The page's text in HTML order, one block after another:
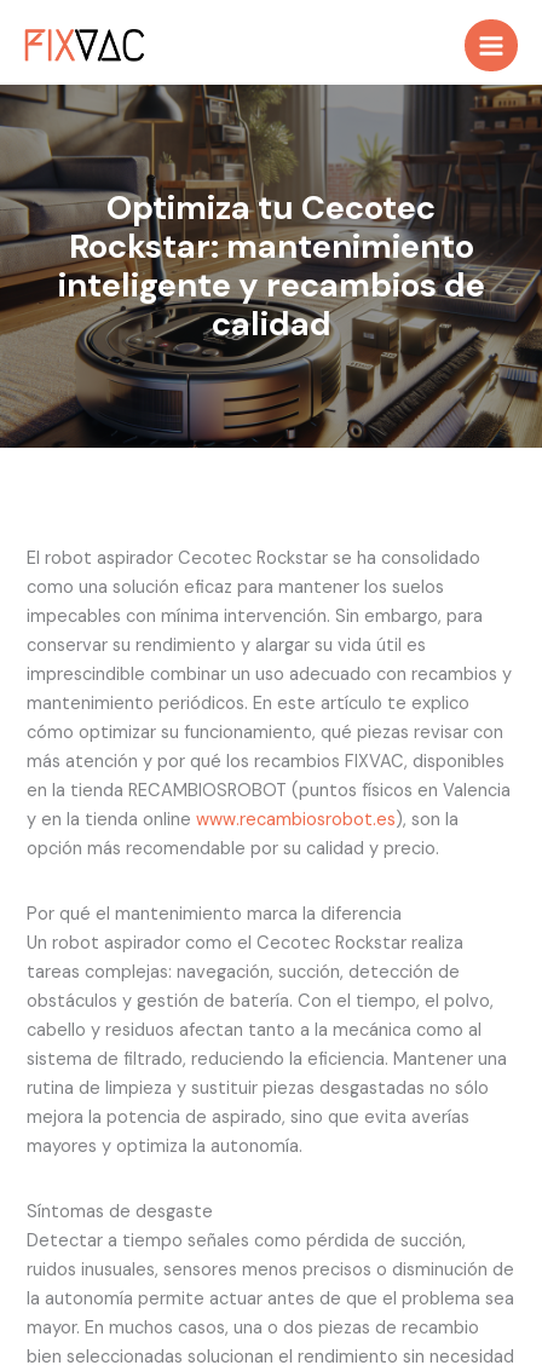
Optimiza tu Cecotec
Rockstar: mantenimiento
inteligente y recambios de
calidad
El robot aspirador Cecotec Rockstar se ha consolidado
como una solución eficaz para mantener los suelos
impecables con mínima intervención. Sin embargo, para
conservar su rendimiento y alargar su vida útil es
imprescindible combinar un uso adecuado con recambios y
mantenimiento periódicos. En este artículo te explico
cómo optimizar su funcionamiento, qué piezas revisar con
más atención y por qué los recambios FIXVAC, disponibles
en la tienda RECAMBIOSROBOT (puntos físicos en Valencia
y en la tienda onlinewww.recambiosrobot.es), son la
opción más recomendable por su calidad y precio.
Por qué el mantenimiento marca la diferencia
Un robot aspirador como el Cecotec Rockstar realiza
tareas complejas: navegación, succión, detección de
obstáculos y gestión de batería. Con el tiempo, el polvo,
cabello y residuos afectan tanto a la mecánica como al
sistema de filtrado, reduciendo la eficiencia. Mantener una
rutina de limpieza y sustituir piezas desgastadas no sólo
mejora la potencia de aspirado, sino que evita averías
mayores y optimiza la autonomía.
Síntomas de desgaste
Detectar a tiempo señales como pérdida de succión,
ruidos inusuales, sensores menos precisos o disminución de
la autonomía permite actuar antes de que el problema sea
mayor. En muchos casos, una o dos piezas de recambio
bien seleccionadas solucionan el rendimiento sin necesidad